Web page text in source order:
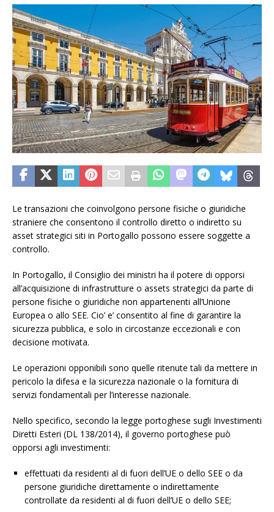
Le transazioni che coinvolgono persone fisiche o giuridiche
straniere che consentono il controllo diretto o indiretto su
asset strategici siti in Portogallo possono essere soggette a
controllo.
In Portogallo, il Consiglio dei ministri ha il potere di opporsi
all’acquisizione di infrastrutture o assets strategici da parte di
persone fisiche o giuridiche non appartenenti all’Unione
Europea o allo SEE. Cio’ e’ consentito al fine di garantire la
sicurezza pubblica, e solo in circostanze eccezionali e con
decisione motivata.
Le operazioni opponibili sono quelle ritenute tali da mettere in
pericolo la difesa e la sicurezza nazionale o la fornitura di
servizi fondamentali per l’interesse nazionale.
Nello specifico, secondo la legge portoghese sugli Investimenti
Diretti Esteri (DL 138/2014), il governo portoghese può
opporsi agli investimenti:
effettuati da residenti al di fuori dell’UE o dello SEE o da
persone giuridiche direttamente o indirettamente
controllate da residenti al di fuori dell’UE o dello SEE;